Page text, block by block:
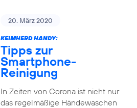
20. März 2020
KEIMHERD HANDY:
Tipps zur
Smartphone-
Reinigung
In Zeiten von Corona ist nicht nur
das regelmäßige Händewaschen